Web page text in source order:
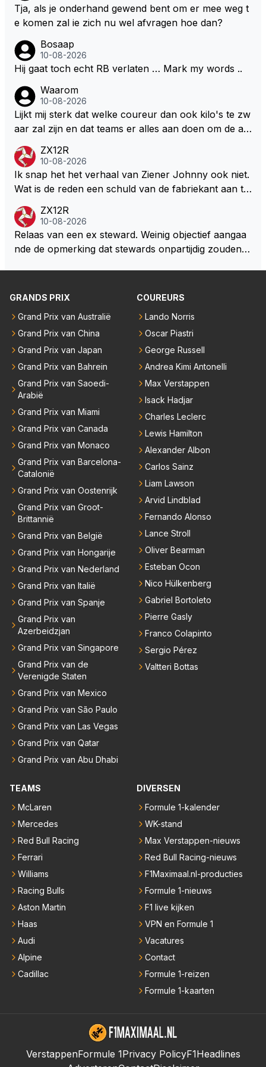
nkt dat het runnen van een raceteam en kansen bie
den aan talentvolle coureurs behoorlijk wat geld kos
nog niet verlaat .. Wel denk ik dat Max niet iemand is
die nu nog, met al zijn ervaring, te lang in een auto
wil blijven rijden die niet echt mee kan doen voor de
hoofdprijzen .. Zijn geduld raakt op, zijn loyaliteit ook
.. Persoonlijk denk ik dat hij nu echt op een tweespr
ong zit en alles aan het overwegen is om een juiste
keuze te maken .. Daarbij staat het echt niet vast dat
zijn keuze RB zal zijn … Persoonlijk denk ik dat het v
oor Max maar ook voor ons als fans heel goed zal
zijn dat Max uit die veilige vissekom stapt en een nie
uw fris avontuur aangaat elders …
Tja, als je onderhand gewend bent om er mee weg t
e komen zal ie zich nu wel afvragen hoe dan?
Bosaap
10-08-2026
Hij gaat toch echt RB verlaten … Mark my words ..
Waarom
10-08-2026
Lijkt mij sterk dat welke coureur dan ook kilo's te zw
aar zal zijn en dat teams er alles aan doen om de au
ie waar ze zelfs elke liter brandstof achterwege late
n als dat kan. Dat er na de zomerstop een kilootje er
bij zit kan natuurlijk.
ZX12R
10-08-2026
Ik snap het het verhaal van Ziener Johnny ook niet.
Wat is de reden een schuld van de fabriekant aan te
e hoe de fabriekant van straat auto's ervoor staat.
ZX12R
10-08-2026
Relaas van een ex steward. Weinig objectief aangaa
nde de opmerking dat stewards onpartijdig zouden zi
ohnny heeft nu een ander idool dan destijds en daar
'objectieve' Johnny.
GRANDS PRIX
Grand Prix van Australië
Grand Prix van China
Grand Prix van Japan
Grand Prix van Bahrein
Grand Prix van Saoedi-
Arabië
Grand Prix van Miami
Grand Prix van Canada
Grand Prix van Monaco
Grand Prix van Barcelona-
Catalonië
Grand Prix van Oostenrijk
Grand Prix van Groot-
Brittannië
Grand Prix van België
Grand Prix van Hongarije
Grand Prix van Nederland
Grand Prix van Italië
Grand Prix van Spanje
Grand Prix van
Azerbeidzjan
Grand Prix van Singapore
Grand Prix van de
Verenigde Staten
Grand Prix van Mexico
Grand Prix van São Paulo
Grand Prix van Las Vegas
Grand Prix van Qatar
Grand Prix van Abu Dhabi
COUREURS
Lando Norris
Oscar Piastri
George Russell
Andrea Kimi Antonelli
Max Verstappen
Isack Hadjar
Charles Leclerc
Lewis Hamilton
Alexander Albon
Carlos Sainz
Liam Lawson
Arvid Lindblad
Fernando Alonso
Lance Stroll
Oliver Bearman
Esteban Ocon
Nico Hülkenberg
Gabriel Bortoleto
Pierre Gasly
Franco Colapinto
Sergio Pérez
Valtteri Bottas
TEAMS
McLaren
Mercedes
Red Bull Racing
Ferrari
Williams
Racing Bulls
Aston Martin
Haas
Audi
Alpine
Cadillac
DIVERSEN
Formule 1-kalender
WK-stand
Max Verstappen-nieuws
Red Bull Racing-nieuws
F1Maximaal.nl-producties
Formule 1-nieuws
F1 live kijken
VPN en Formule 1
Vacatures
Contact
Formule 1-reizen
Formule 1-kaarten
VerstappenFormule 1Privacy PolicyF1Headlines